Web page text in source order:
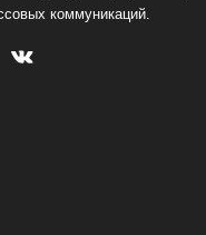
коммуникаций.